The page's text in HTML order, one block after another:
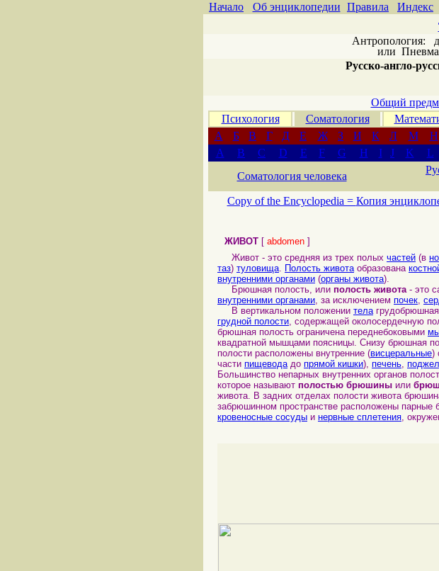
Начало Об энциклопедии Правила Индекс
Антропология:
или
Русско-англо-
Общий
Психология
Соматология
А
Б В Г Д Е Ж З И К Л М Н
A
B C D E F G H I J K L
Соматология человека
Copy of the Encyclopedia = Копия
ЖИВОТ [ abdomen ]
Живот - это средняя из трех полых частей (в
таз) туловища. Полость животаобразована
внутренними органами (органы живота).
Брюшная полость, или полость живота- это
внутренними органами, за исключением почек,
В вертикальном положении тела
грудной полости, содержащей околосердечную
брюшная полость ограничена переднебоковыми
квадратной мышцами поясницы. Снизу брюшная
полости расположены внутренние (висцеральные)
части пищеводадо прямой кишки), печень,
Большинство непарных внутренних органов
которое называют полостью брюшины или
живота. В задних отделах полости живота
забрюшинном пространстве расположены парные
кровеносные сосуды и нервные сплетения,